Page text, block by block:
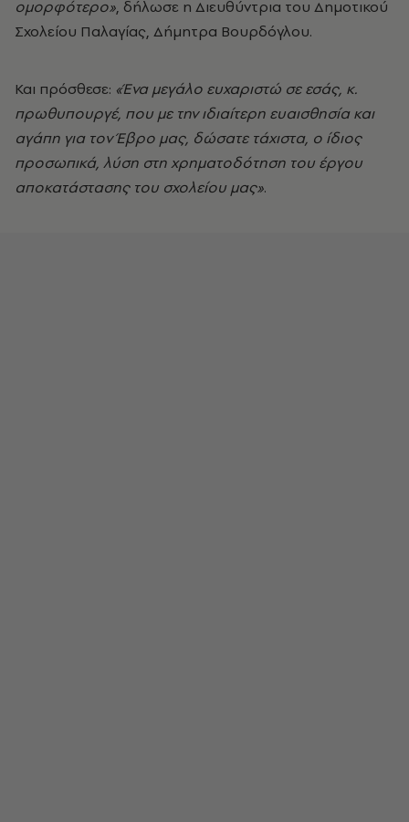
ομορφότερο», δήλωσε η Διευθύντρια του Δημοτικού
Σχολείου Παλαγίας, Δήμητρα Βουρδόγλου.
Και πρόσθεσε: «Ένα μεγάλο ευχαριστώ σε εσάς, κ.
πρωθυπουργέ, που με την ιδιαίτερη ευαισθησία και
αγάπη για τον Έβρο μας, δώσατε τάχιστα, ο ίδιος
προσωπικά, λύση στη χρηματοδότηση του έργου
αποκατάστασης του σχολείου μας».